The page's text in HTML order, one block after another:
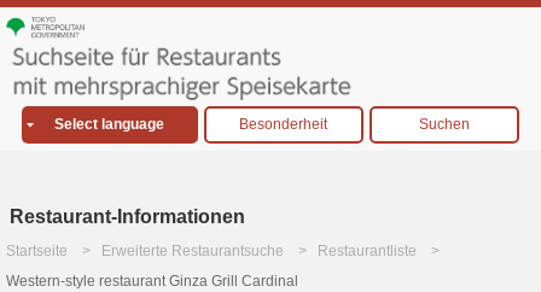
Select language Besonderheit Suchen
Restaurant-Informationen
Startseite Erweiterte Restaurantsuche
Restaurantliste
Western-style restaurant Ginza Grill Cardinal